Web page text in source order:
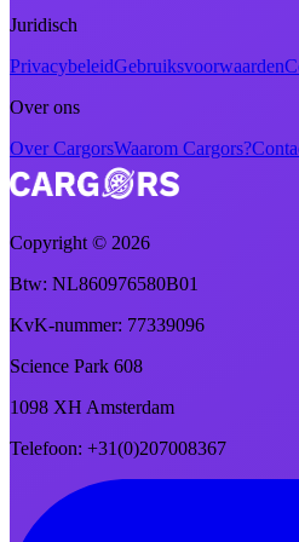
Juridisch
PrivacybeleidGebruiksvoorwaarden
Over ons
Over CargorsWaarom Cargors?
Copyright © 2026
Btw: NL860976580B01
KvK-nummer: 77339096
Science Park 608
1098 XH Amsterdam
Telefoon: +31(0)207008367